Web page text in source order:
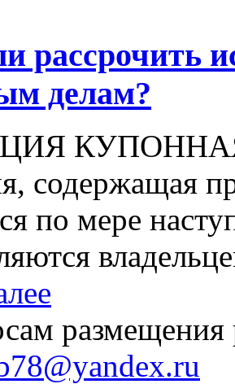
рассрочить
делам?
КУПОННАЯ
содержащая
по мере
размещения